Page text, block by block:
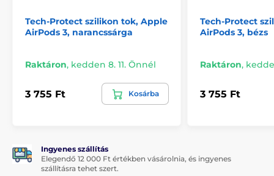
Tech-Protect szilikon tok, Apple
AirPods 3, narancssárga
Raktáron, kedden 8. 11. Önnél
3 755 Ft Kosárba
Tech-Protect
AirPods 3, bézs
Raktáron,
3 755 Ft
Ingyenes szállítás
Elegendő 12 000 Ft értékben vásárolnia, és ingyenes
szállításra tehet szert.